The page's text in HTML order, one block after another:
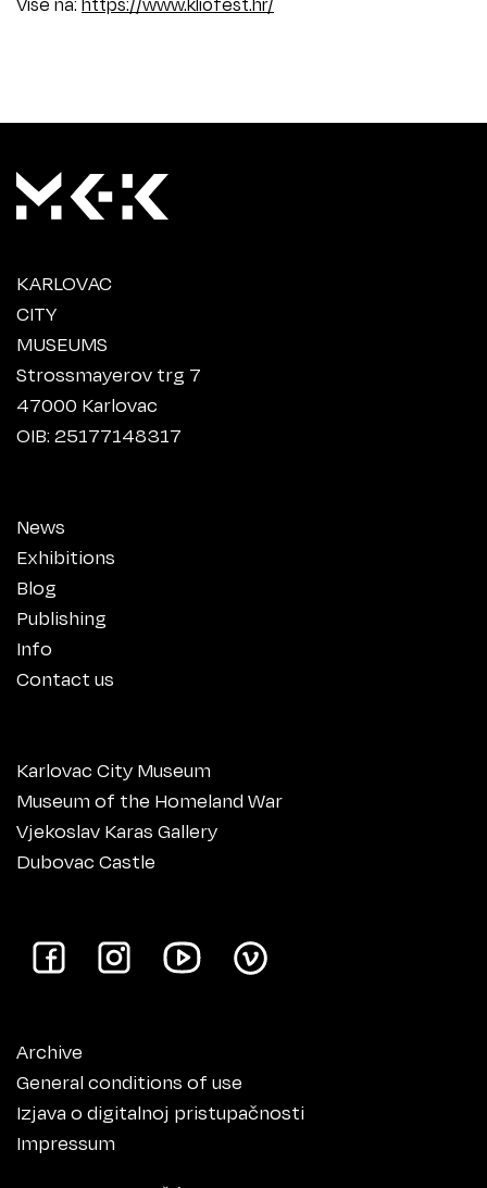
KARLOVAC
CITY
MUSEUMS
Strossmayerov trg 7
47000 Karlovac
OIB: 25177148317
News
Exhibitions
Blog
Publishing
Info
Contact us
Karlovac City Museum
Museum of the Homeland War
Vjekoslav Karas Gallery
Dubovac Castle
Archive
General conditions of use
Izjava o digitalnoj pristupačnosti
Impressum